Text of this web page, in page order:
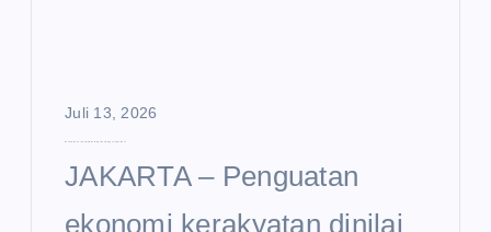
Juli 13, 2026
JAKARTA – Penguatan
ekonomi kerakyatan dinilai